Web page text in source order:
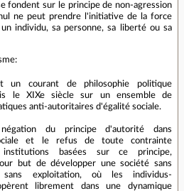
fondent sur le principe de non-agression
ne peut prendre l'initiative de la force
individu, sa personne, sa liberté ou sa
un courant de philosophie politique
le XIXe siècle sur un ensemble de
anti-autoritaires d'égalité sociale.
du principe d'autorité dans
et le refus de toute contrainte
institutions basées sur ce principe,
but de développer une société sans
exploitation, où les individus-
librement dans une dynamique